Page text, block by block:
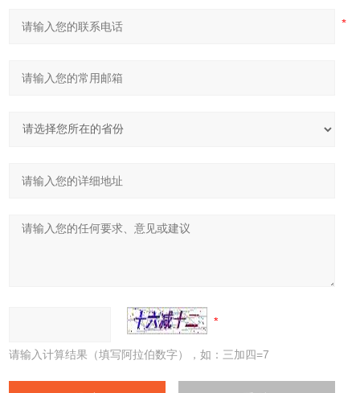
请输入计算结果（填写阿拉伯数字），如：三加四=7